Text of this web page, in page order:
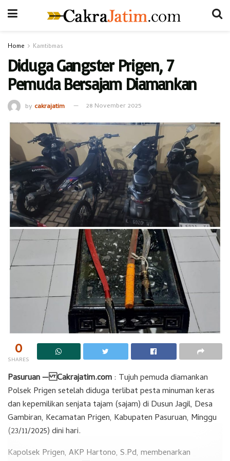
Home Kamtibmas
Diduga Gangster Prigen, 7
Pemuda Bersajam Diamankan
by cakrajatim 28 November 2025
0
SHARES
Pasuruan — Cakrajatim.com: Tujuh pemuda diamankan
Polsek Prigen setelah diduga terlibat pesta minuman keras
dan kepemilikan senjata tajam (sajam) di Dusun Jagil, Desa
Gambiran, Kecamatan Prigen, Kabupaten Pasuruan, Minggu
(23/11/2025) dini hari.
Kapolsek Prigen, AKP Hartono, S.Pd, membenarkan